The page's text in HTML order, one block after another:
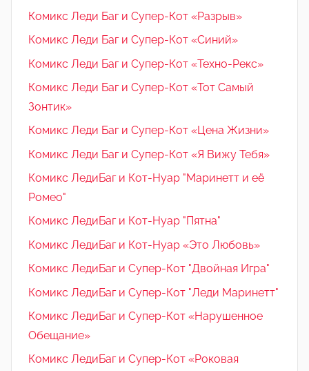
Комикс Леди Баг и Супер-Кот «Разрыв»
Комикс Леди Баг и Супер-Кот «Синий»
Комикс Леди Баг и Супер-Кот «Техно-Рекс»
Комикс Леди Баг и Супер-Кот «Тот Самый
Зонтик»
Комикс Леди Баг и Супер-Кот «Цена Жизни»
Комикс Леди Баг и Супер-Кот «Я Вижу Тебя»
Комикс ЛедиБаг и Кот-Нуар "Маринетт и её
Ромео"
Комикс ЛедиБаг и Кот-Нуар "Пятна"
Комикс ЛедиБаг и Кот-Нуар «Это Любовь»
Комикс ЛедиБаг и Супер-Кот "Двойная Игра"
Комикс ЛедиБаг и Супер-Кот "Леди Маринетт"
Комикс ЛедиБаг и Супер-Кот «Нарушенное
Обещание»
Комикс ЛедиБаг и Супер-Кот «Роковая